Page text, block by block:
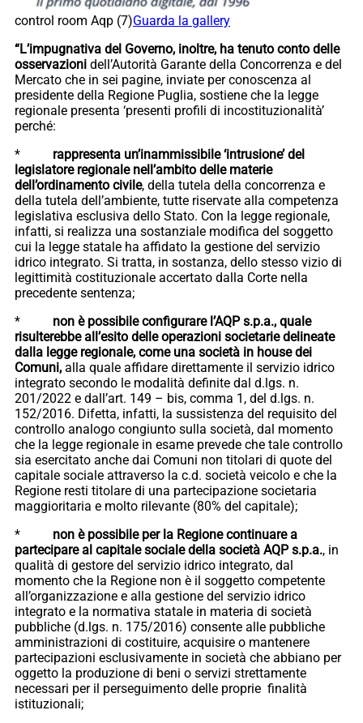
control room Aqp (7)Guarda la gallery
“L’impugnativa del Governo, inoltre, ha tenuto conto delle
osservazioni dell’Autorità Garante della Concorrenza e del
Mercato che in sei pagine, inviate per conoscenza al
presidente della Regione Puglia, sostiene che la legge
regionale presenta ‘presenti profili di incostituzionalità’
perché:
*
rappresenta un’inammissibile ‘intrusione’ del
legislatore regionale nell’ambito delle materie
dell’ordinamento civile, della tutela della concorrenza e
della tutela dell’ambiente, tutte riservate alla competenza
legislativa esclusiva dello Stato. Con la legge regionale,
infatti, si realizza una sostanziale modifica del soggetto
cui la legge statale ha affidato la gestione del servizio
idrico integrato. Si tratta, in sostanza, dello stesso vizio di
legittimità costituzionale accertato dalla Corte nella
precedente sentenza;
*
non è possibile configurare l’AQP s.p.a., quale
risulterebbe all’esito delle operazioni societarie delineate
dalla legge regionale, come una società in house dei
Comuni, alla quale affidare direttamente il servizio idrico
integrato secondo le modalità definite dal d.lgs. n.
201/2022 e dall’art. 149 – bis, comma 1, del d.lgs. n.
152/2016. Difetta, infatti, la sussistenza del requisito del
controllo analogo congiunto sulla società, dal momento
che la legge regionale in esame prevede che tale controllo
sia esercitato anche dai Comuni non titolari di quote del
capitale sociale attraverso la c.d. società veicolo e che la
Regione resti titolare di una partecipazione societaria
maggioritaria e molto rilevante (80% del capitale);
* non è possibile per la Regione continuare a
partecipare al capitale sociale della società AQP s.p.a., in
qualità di gestore del servizio idrico integrato, dal
momento che la Regione non è il soggetto competente
all’organizzazione e alla gestione del servizio idrico
integrato e la normativa statale in materia di società
pubbliche (d.lgs. n. 175/2016) consente alle pubbliche
amministrazioni di costituire, acquisire o mantenere
partecipazioni esclusivamente in società che abbiano per
oggetto la produzione di beni o servizi strettamente
necessari per il perseguimento delle proprie finalità
istituzionali;